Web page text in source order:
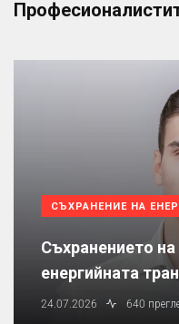
СЪХРАНЕНИЕ НА
Съхранението на
енергийната
24.07.2026 640